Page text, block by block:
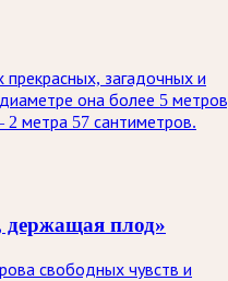
загадочных и
она более 5
2 метра 57 сантиметров.
плод»
свободных чувств и